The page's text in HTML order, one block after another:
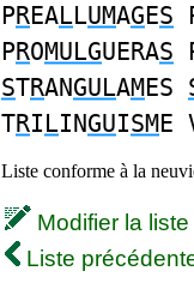
PREALLUMAGES
PROMULGUERAS
STRANGULAMES
TRILINGUISME
Liste conforme à la
Modifier la liste
Liste